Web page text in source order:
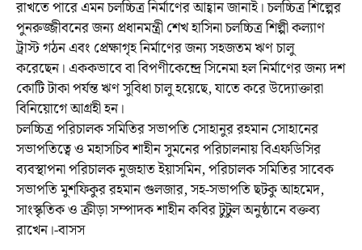
রাখতে পারে এমন চলচ্চিত্র নির্মাণের আহ্বান জানাই। চলচ্চিত্র শিল্পের
পুনরুজ্জীবনের জন্য প্রধানমন্ত্রী শেখ হাসিনা চলচ্চিত্র শিল্পী কল্যাণ
ট্রাস্ট গঠন এবং প্রেক্ষাগৃহ নির্মাণের জন্য সহজতম ঋণ চালু
করেছেন। এককভাবে বা বিপণীকেন্দ্রে সিনেমা হল নির্মাণের জন্য দশ
কোটি টাকা পর্যন্ত ঋণ সুবিধা চালু হয়েছে, যাতে করে উদ্যোক্তারা
বিনিয়োগে আগ্রহী হন।
চলচ্চিত্র পরিচালক সমিতির সভাপতি সোহানুর রহমান সোহানের
সভাপতিত্বে ও মহাসচিব শাহীন সুমনের পরিচালনায় বিএফডিসির
ব্যবস্থাপনা পরিচালক নুজহাত ইয়াসমিন, পরিচালক সমিতির সাবেক
সভাপতি মুশফিকুর রহমান গুলজার, সহ-সভাপতি ছটকু আহমেদ,
সাংস্কৃতিক ও ক্রীড়া সম্পাদক শাহীন কবির টুটুল অনুষ্ঠানে বক্তব্য
রাখেন।-বাসস